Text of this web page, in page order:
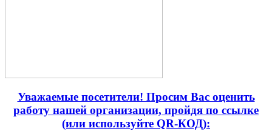
Уважаемые посетители! Просим Вас оценить
работу нашей организации, пройдя по ссылке
(или используйте QR-КОД):